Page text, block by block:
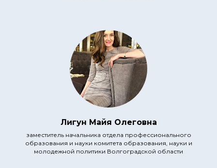
Лигун Майя Олеговна
заместитель начальника отдела профессионального
образования и науки комитета образования, науки и
молодежной политики Волгоградской области